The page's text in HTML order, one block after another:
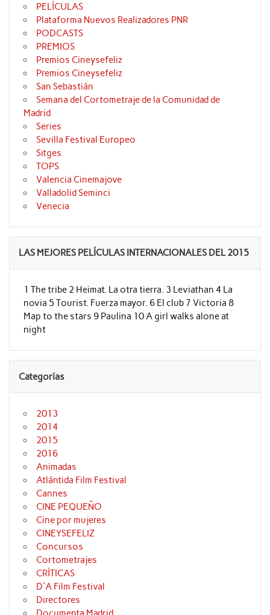
PELÍCULAS
Plataforma Nuevos Realizadores PNR
PODCASTS
PREMIOS
Premios Cineysefeliz
Premios Cineysefeliz
San Sebastián
Semana del Cortometraje de la Comunidad de
Madrid
Series
Sevilla Festival Europeo
Sitges
TOPS
Valencia Cinemajove
Valladolid Seminci
Venecia
LAS MEJORES PELÍCULAS INTERNACIONALES DEL 2015
1 The tribe 2 Heimat. La otra tierra. 3 Leviathan 4 La
novia 5 Tourist. Fuerza mayor. 6 El club 7 Victoria 8
Map to the stars 9 Paulina 10 A girl walks alone at
night
Categorías
2013
2014
2015
2016
Animadas
Atlántida Film Festival
Cannes
CINE PEQUEÑO
Cine por mujeres
CINEYSEFELIZ
Concursos
Cortometrajes
CRÍTICAS
D'A Film Festival
Directores